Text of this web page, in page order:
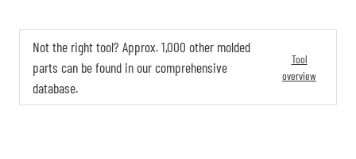
Not the right tool? Approx. 1,000 other molded
parts can be found in our comprehensive
database.
Tool
overview